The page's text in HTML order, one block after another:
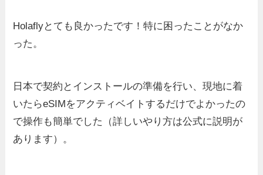
Holaflyとても良かったです！特に困ったことがなか
った。
日本で契約とインストールの準備を行い、現地に着
いたらeSIMをアクティベイトするだけでよかったの
で操作も簡単でした（詳しいやり方は公式に説明が
あります）。